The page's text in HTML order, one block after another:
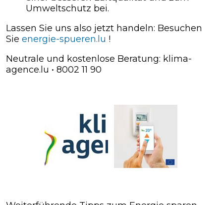
Umweltschutz bei.
Lassen Sie uns also jetzt handeln: Besuchen
Sie energie-spueren.lu !
Neutrale und kostenlose Beratung: klima-
agence.lu • 8002 11 90